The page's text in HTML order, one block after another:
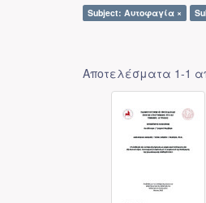
Subject: Αυτοφαγία ×
Αποτελέσματα 1-1